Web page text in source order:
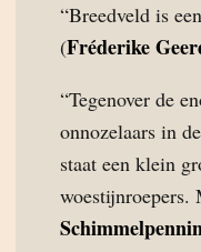
“Breedveld is
(Fréderike
“Tegenover de
onnozelaars in
staat een klein
woestijnroepers.